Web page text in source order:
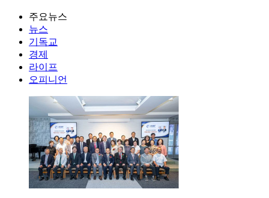
주요뉴스
뉴스
기독교
경제
라이프
오피니언